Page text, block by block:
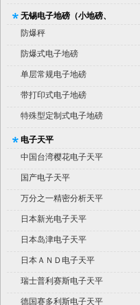
无锡电子地磅（小地磅、
平台秤）
防爆秤
防爆式电子地磅
单层常规电子地磅
带打印式电子地磅
特殊型定制式电子地磅
电子天平
中国台湾樱花电子天平
国产电子天平
万分之一精密分析天平
日本新光电子天平
日本岛津电子天平
日本ＡＮＤ电子天平
瑞士普利赛斯电子天平
德国赛多利斯电子天平